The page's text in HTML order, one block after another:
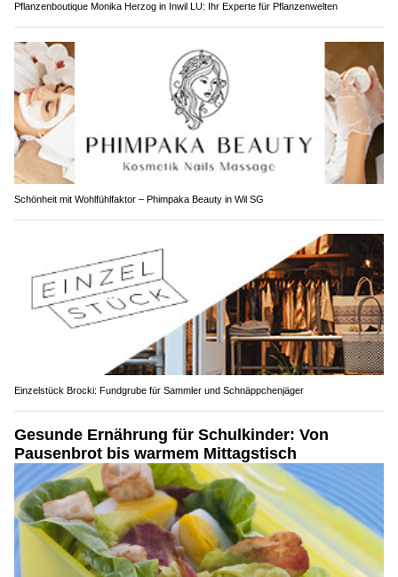
Pflanzenboutique Monika Herzog in Inwil LU: Ihr Experte für Pflanzenwelten
Schönheit mit Wohlfühlfaktor – Phimpaka Beauty in Wil SG
Einzelstück Brocki: Fundgrube für Sammler und Schnäppchenjäger
Gesunde Ernährung für Schulkinder: Von
Pausenbrot bis warmem Mittagstisch